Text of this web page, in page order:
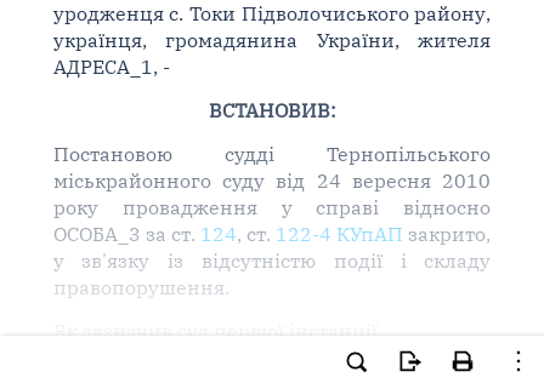
уродженця с. Токи Підволочиського району,
українця, громадянина України, жителя
АДРЕСА_1, -
ВСТАНОВИВ:
Постановою судді Тернопільського
міськрайонного суду від 24 вересня 2010
року провадження у справі відносно
ОСОБА_3 за ст. 124, ст. 122-4 КУпАП закрито,
у зв'язку із відсутністю події і складу
правопорушення.
Як зазначив суд першої інстанції